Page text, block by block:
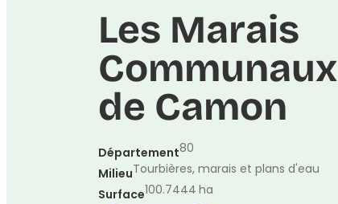
Les Marais
Communaux
de Camon
Département80
MilieuTourbières, marais et plans d'eau
Surface100.7444 ha